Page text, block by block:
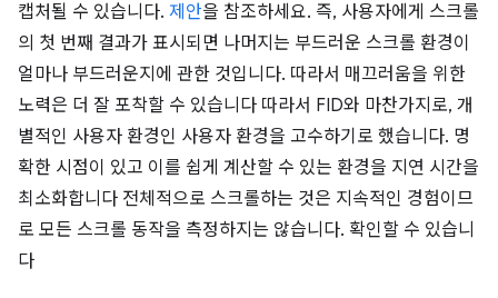
캡처될 수 있습니다. 제안을 참조하세요. 즉, 사용자에게 스크롤
의 첫 번째 결과가 표시되면 나머지는 부드러운 스크롤 환경이
얼마나 부드러운지에 관한 것입니다. 따라서 매끄러움을 위한
노력은 더 잘 포착할 수 있습니다 따라서 FID와 마찬가지로, 개
별적인 사용자 환경인 사용자 환경을 고수하기로 했습니다. 명
확한 시점이 있고 이를 쉽게 계산할 수 있는 환경을 지연 시간을
최소화합니다 전체적으로 스크롤하는 것은 지속적인 경험이므
로 모든 스크롤 동작을 측정하지는 않습니다. 확인할 수 있습니
다